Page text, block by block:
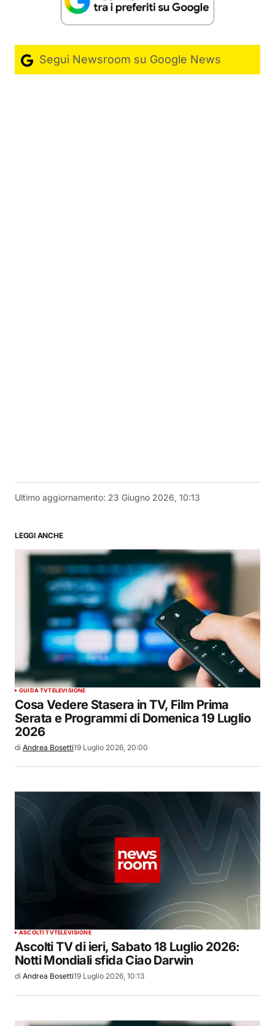
Segui Newsroom su Google News
Ultimo aggiornamento: 23 Giugno 2026, 10:13
LEGGI ANCHE
GUIDA TVTELEVISIONE
Cosa Vedere Stasera in TV, Film Prima
Serata e Programmi di Domenica 19 Luglio
2026
di Andrea Bosetti19 Luglio 2026, 20:00
ASCOLTI TVTELEVISIONE
Ascolti TV di ieri, Sabato 18 Luglio 2026:
Notti Mondiali sfida Ciao Darwin
di Andrea Bosetti19 Luglio 2026, 10:13